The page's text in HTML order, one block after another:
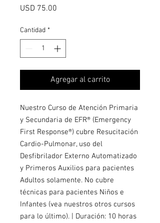
USD 75.00
Cantidad *
Agregar al carrito
Nuestro Curso de Atención Primaria
y Secundaria de EFR® (Emergency
First Response®) cubre Resucitación
Cardio-Pulmonar, uso del
Desfibrilador Externo Automatizado
y Primeros Auxilios para pacientes
Adultos solamente. No cubre
técnicas para pacientes Niños e
Infantes (vea nuestros otros cursos
para lo último). | Duración: 10 horas